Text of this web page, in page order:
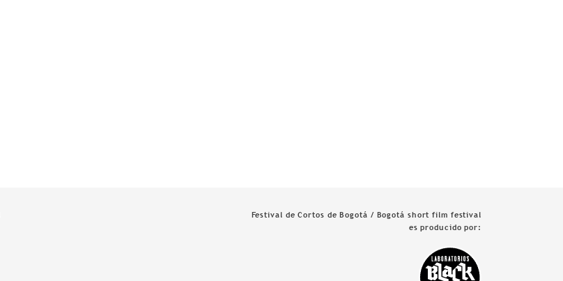
Festival de Cortos de Bogotá / Bogotá short film festival
es producido por: